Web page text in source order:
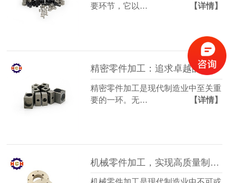
要环节，它以…
【详情】
精密零件加工：追求卓越的工艺与质量
精密零件加工是现代制造业中至关重
要的一环。无…
【详情】
机械零件加工，实现高质量制造的关键技术